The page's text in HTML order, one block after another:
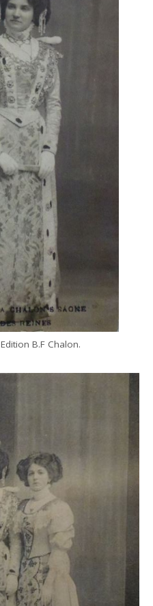
Edition B.F Chalon.